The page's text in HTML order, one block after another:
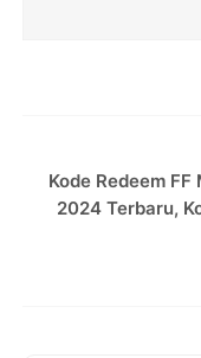
Kode Redeem
2024 Terbaru,